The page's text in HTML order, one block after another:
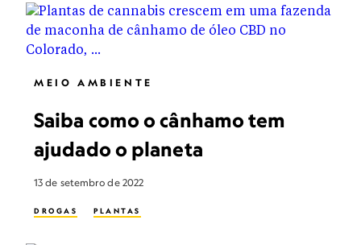
MEIO AMBIENTE
Saiba como o cânhamo tem
ajudado o planeta
13 de setembro de 2022
DROGAS PLANTAS